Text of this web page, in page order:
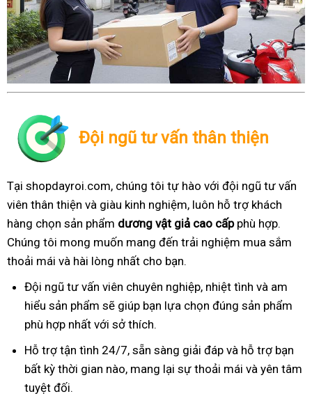
Đội ngũ tư vấn thân thiện
Tại shopdayroi.com, chúng tôi tự hào với đội ngũ tư vấn
viên thân thiện và giàu kinh nghiệm, luôn hỗ trợ khách
hàng chọn sản phẩm dương vật giả cao cấpphù hợp.
Chúng tôi mong muốn mang đến trải nghiệm mua sắm
thoải mái và hài lòng nhất cho bạn.
Đội ngũ tư vấn viên chuyên nghiệp, nhiệt tình và am
hiểu sản phẩm sẽ giúp bạn lựa chọn đúng sản phẩm
phù hợp nhất với sở thích.
Hỗ trợ tận tình 24/7, sẵn sàng giải đáp và hỗ trợ bạn
bất kỳ thời gian nào, mang lại sự thoải mái và yên tâm
tuyệt đối.